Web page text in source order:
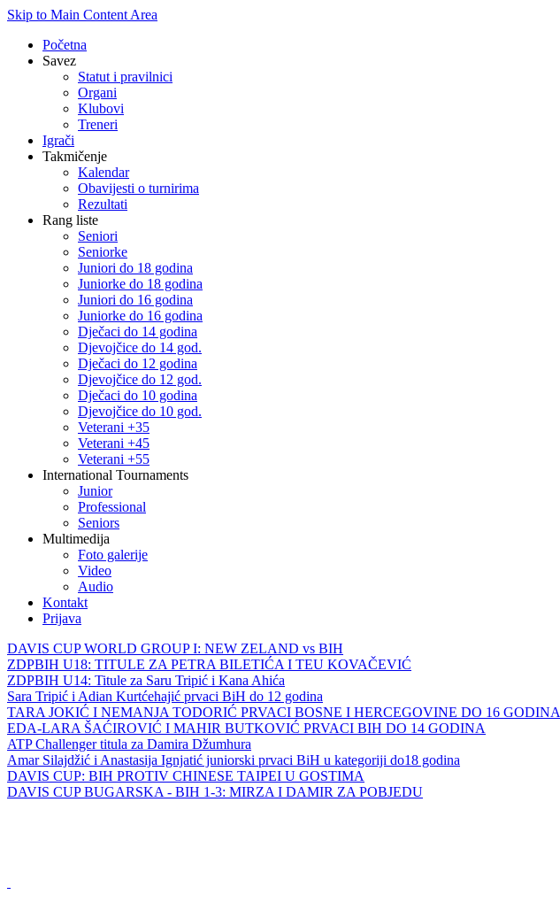
Skip to Main Content Area
Početna
Savez
Statut i pravilnici
Organi
Klubovi
Treneri
Igrači
Takmičenje
Kalendar
Obavijesti o turnirima
Rezultati
Rang liste
Seniori
Seniorke
Juniori do 18 godina
Juniorke do 18 godina
Juniori do 16 godina
Juniorke do 16 godina
Dječaci do 14 godina
Djevojčice do 14 god.
Dječaci do 12 godina
Djevojčice do 12 god.
Dječaci do 10 godina
Djevojčice do 10 god.
Veterani +35
Veterani +45
Veterani +55
International Tournaments
Junior
Professional
Seniors
Multimedija
Foto galerije
Video
Audio
Kontakt
Prijava
DAVIS CUP WORLD GROUP I: NEW ZELAND vs BIH
ZDPBIH U18: TITULE ZA PETRA BILETIĆA I TEU KOVAČEVIĆ
ZDPBIH U14: Titule za Saru Tripić i Kana Ahića
Sara Tripić i Adian Kurtćehajić prvaci BiH do 12 godina
TARA JOKIĆ I NEMANJA TODORIĆ PRVACI BOSNE I HERCEGOVINE DO 16 GODINA
EDA-LARA ŠAĆIROVIĆ I MAHIR BUTKOVIĆ PRVACI BIH DO 14 GODINA
ATP Challenger titula za Damira Džumhura
Amar Silajdžić i Anastasija Ignjatić juniorski prvaci BiH u kategoriji do18 godina
DAVIS CUP: BIH PROTIV CHINESE TAIPEI U GOSTIMA
DAVIS CUP BUGARSKA - BIH 1-3: MIRZA I DAMIR ZA POBJEDU